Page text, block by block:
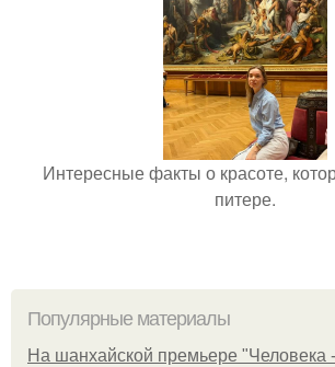
Интересные факты о красоте,
питере.
Популярные материалы
На шанхайской премьере "Человека